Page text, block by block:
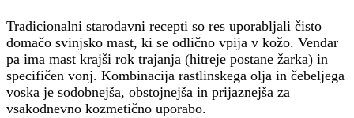
Tradicionalni starodavni recepti so res uporabljali čisto
domačo svinjsko mast, ki se odlično vpija v kožo. Vendar
pa ima mast krajši rok trajanja (hitreje postane žarka) in
specifičen vonj. Kombinacija rastlinskega olja in čebeljega
voska je sodobnejša, obstojnejša in prijaznejša za
vsakodnevno kozmetično uporabo.